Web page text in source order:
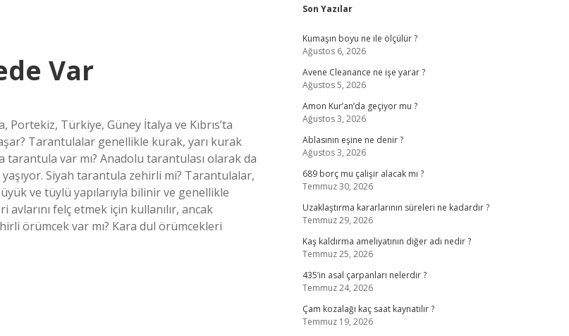
Var
Türkiye, Güney İtalya ve Kıbrıs’ta
Tarantulalar genellikle kurak, yarı kurak
var mı? Anadolu tarantulası olarak da
Siyah tarantula zehirli mi? Tarantulalar,
ve tüylü yapılarıyla bilinir ve genellikle
felç etmek için kullanılır, ancak
örümcek var mı? Kara dul örümcekleri
Sidebar
Son Yazılar
Kumaşın boyu ne ile ölçülür ?
Ağustos 6, 2026
Avene Cleanance ne işe yarar ?
Ağustos 5, 2026
Amon Kur’an’da geçiyor mu ?
Ağustos 3, 2026
Ablasının eşine ne denir ?
Ağustos 3, 2026
689 borç mu çalişir alacak mı ?
Temmuz 30, 2026
Uzaklaştırma kararlarının süreleri ne kadardır ?
Temmuz 29, 2026
Kaş kaldırma ameliyatının diğer adı nedir ?
Temmuz 25, 2026
435’in asal çarpanları nelerdir ?
Temmuz 24, 2026
Çam kozalağı kaç saat kaynatılır ?
Temmuz 19, 2026
hiltonbetBetexper giriş adresi